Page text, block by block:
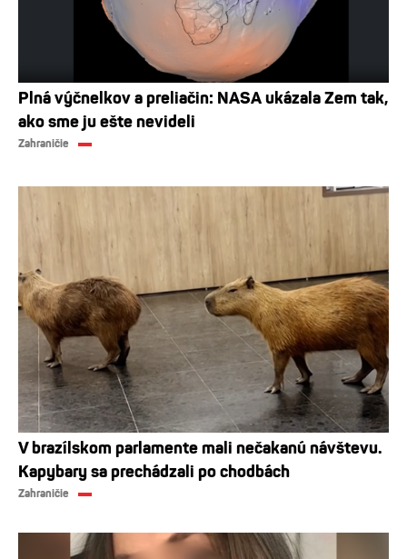
Plná výčnelkov a preliačin: NASA ukázala Zem tak,
ako sme ju ešte nevideli
Zahraničie
V brazílskom parlamente mali nečakanú návštevu.
Kapybary sa prechádzali po chodbách
Zahraničie